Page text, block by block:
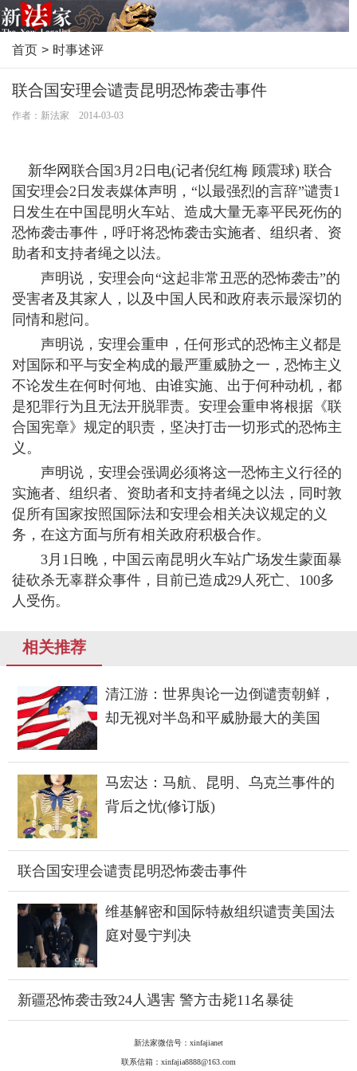
首页 > 时事述评
联合国安理会谴责昆明恐怖袭击事件
作者：新法家 2014-03-03
新华网联合国3月2日电(记者倪红梅 顾震球) 联合
国安理会2日发表媒体声明，“以最强烈的言辞”谴责1
日发生在中国昆明火车站、造成大量无辜平民死伤的
恐怖袭击事件，呼吁将恐怖袭击实施者、组织者、资
助者和支持者绳之以法。
声明说，安理会向“这起非常丑恶的恐怖袭击”的
受害者及其家人，以及中国人民和政府表示最深切的
同情和慰问。
声明说，安理会重申，任何形式的恐怖主义都是
对国际和平与安全构成的最严重威胁之一，恐怖主义
不论发生在何时何地、由谁实施、出于何种动机，都
是犯罪行为且无法开脱罪责。安理会重申将根据《联
合国宪章》规定的职责，坚决打击一切形式的恐怖主
义。
声明说，安理会强调必须将这一恐怖主义行径的
实施者、组织者、资助者和支持者绳之以法，同时敦
促所有国家按照国际法和安理会相关决议规定的义
务，在这方面与所有相关政府积极合作。
3月1日晚，中国云南昆明火车站广场发生蒙面暴
徒砍杀无辜群众事件，目前已造成29人死亡、100多
人受伤。
相关推荐
清江游：世界舆论一边倒谴责朝鲜，
却无视对半岛和平威胁最大的美国
马宏达：马航、昆明、乌克兰事件的
背后之忧(修订版)
联合国安理会谴责昆明恐怖袭击事件
维基解密和国际特赦组织谴责美国法
庭对曼宁判决
新疆恐怖袭击致24人遇害 警方击毙11名暴徒
新法家微信号：xinfajianet
联系信箱：xinfajia8888@163.com